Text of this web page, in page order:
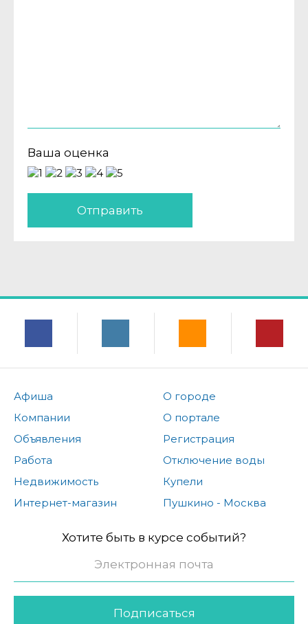
Ваша оценка
Отправить
Афиша
Компании
Объявления
Работа
Недвижимость
Интернет-магазин
О городе
О портале
Регистрация
Отключение воды
Купели
Пушкино - Москва
Хотите быть в курсе событий?
Подписаться